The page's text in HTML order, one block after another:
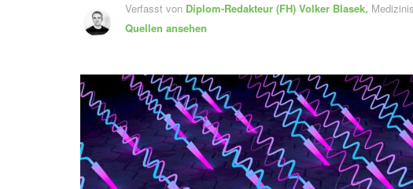
Verfasst von Diplom-Redakteur (FH) Volker Blasek,
Quellen ansehen